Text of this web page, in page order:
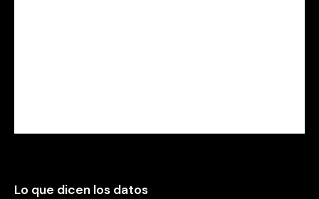
Lo que dicen los datos